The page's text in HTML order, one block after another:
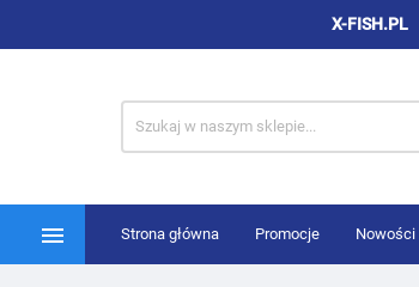
X-FISH.PL
 Strona główna Promocje Nowości